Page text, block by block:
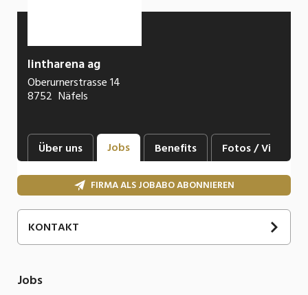
lintharena ag
Oberurnerstrasse 14
8752 Näfels
Über uns Jobs Benefits Fotos / Videos
FIRMA ALS JOBABO ABONNIEREN
KONTAKT
Jobs